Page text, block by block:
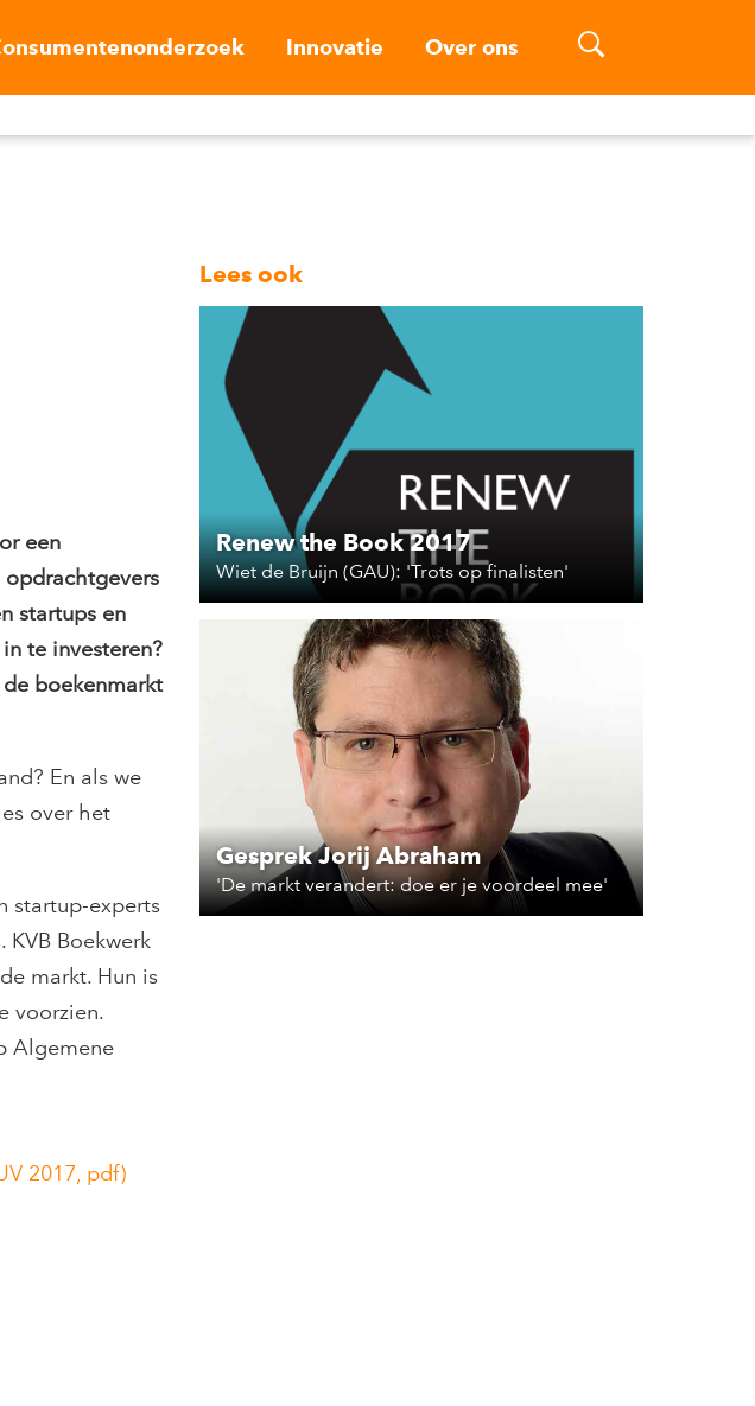
Innovatie Over ons
een
startups en
te investeren?
boekenmarkt
En als we
over het
startup-experts
Boekwerk
markt. Hun is
voorzien.
Algemene
2017, pdf)
Lees ook
Renew the Book 2017
Wiet de Bruijn (GAU): 'Trots op finalisten'
Gesprek Jorij Abraham
'De markt verandert: doe er je voordeel mee'